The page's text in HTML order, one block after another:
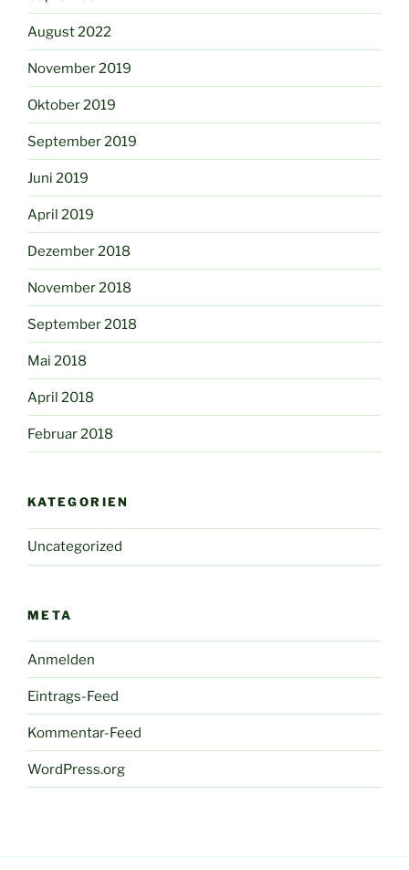
August 2022
November 2019
Oktober 2019
September 2019
Juni 2019
April 2019
Dezember 2018
November 2018
September 2018
Mai 2018
April 2018
Februar 2018
KATEGORIEN
Uncategorized
META
Anmelden
Eintrags-Feed
Kommentar-Feed
WordPress.org